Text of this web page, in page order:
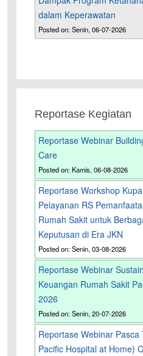
dalam Keperawatan
Posted on: Senin, 06-07-2026
Reportase Kegiatan
Reportase Webinar
Care
Posted on: Kamis, 06-08-2026
Reportase Workshop
Pelayanan RS
Rumah Sakit untuk
Keputusan di Era JKN
Posted on: Senin, 03-08-2026
Reportase Webinar
Keuangan Rumah Sakit
2026
Posted on: Senin, 20-07-2026
Reportase Webinar
Pacific Hospital at Home)